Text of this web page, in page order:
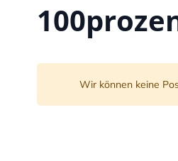
Wir können keine